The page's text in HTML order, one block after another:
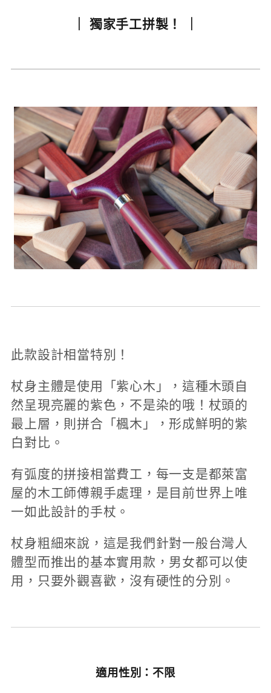
｜ 獨家手工拼製！ ｜
此款設計相當特別！
杖身主體是使用「紫心木」，這種木頭自
然呈現亮麗的紫色，不是染的哦！杖頭的
最上層，則拼合「楓木」，形成鮮明的紫
白對比。
有弧度的拼接相當費工，每一支是都萊富
屋的木工師傅親手處理，是目前世界上唯
一如此設計的手杖。
杖身粗細來說，這是我們針對一般台灣人
體型而推出的基本實用款，男女都可以使
用，只要外觀喜歡，沒有硬性的分別。
適用性別：不限